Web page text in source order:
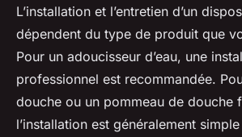
L’installation et l’entretien d’un
dépendent du type de produit que
Pour un adoucisseur d’eau, une
professionnel est recommandée.
douche ou un pommeau de douche
l’installation est généralement